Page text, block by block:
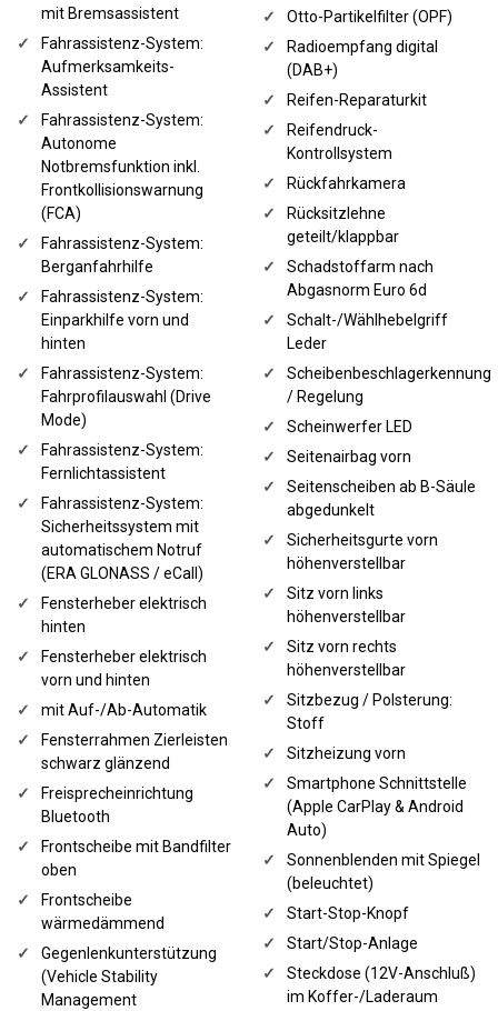
mit Bremsassistent
✓
Fahrassistenz-System:
Aufmerksamkeits-
Assistent
✓
Fahrassistenz-System:
Autonome
Notbremsfunktion inkl.
Frontkollisionswarnung
(FCA)
✓
Fahrassistenz-System:
Berganfahrhilfe
✓
Fahrassistenz-System:
Einparkhilfe vorn und
hinten
✓
Fahrassistenz-System:
Fahrprofilauswahl (Drive
Mode)
✓
Fahrassistenz-System:
Fernlichtassistent
✓
Fahrassistenz-System:
Sicherheitssystem mit
automatischem Notruf
(ERA GLONASS / eCall)
✓
Fensterheber elektrisch
hinten
✓
Fensterheber elektrisch
vorn und hinten
✓
mit Auf-/Ab-Automatik
✓
Fensterrahmen Zierleisten
schwarz glänzend
✓
Freisprecheinrichtung
Bluetooth
✓
Frontscheibe mit Bandfilter
oben
✓
Frontscheibe
wärmedämmend
✓
Gegenlenkunterstützung
(Vehicle Stability
Management
✓
Otto-Partikelfilter (OPF)
✓
Radioempfang digital
(DAB+)
✓
Reifen-Reparaturkit
✓
Reifendruck-
Kontrollsystem
✓
Rückfahrkamera
✓
Rücksitzlehne
geteilt/klappbar
✓
Schadstoffarm nach
Abgasnorm Euro 6d
✓
Schalt-/Wählhebelgriff
Leder
✓
Scheibenbeschlagerkennung
/ Regelung
✓
Scheinwerfer LED
✓
Seitenairbag vorn
✓
Seitenscheiben ab B-Säule
abgedunkelt
✓
Sicherheitsgurte vorn
höhenverstellbar
✓
Sitz vorn links
höhenverstellbar
✓
Sitz vorn rechts
höhenverstellbar
✓
Sitzbezug / Polsterung:
Stoff
✓
Sitzheizung vorn
✓
Smartphone Schnittstelle
(Apple CarPlay & Android
Auto)
✓
Sonnenblenden mit Spiegel
(beleuchtet)
✓
Start-Stop-Knopf
✓
Start/Stop-Anlage
✓
Steckdose (12V-Anschluß)
im Koffer-/Laderaum